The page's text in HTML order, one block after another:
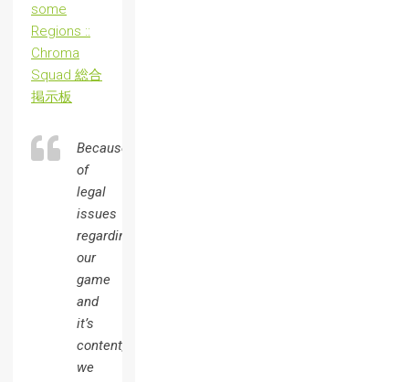
some
Regions ::
Chroma
Squad 総合
掲示板
Because
of
legal
issues
regarding
our
game
and
it’s
content,
we